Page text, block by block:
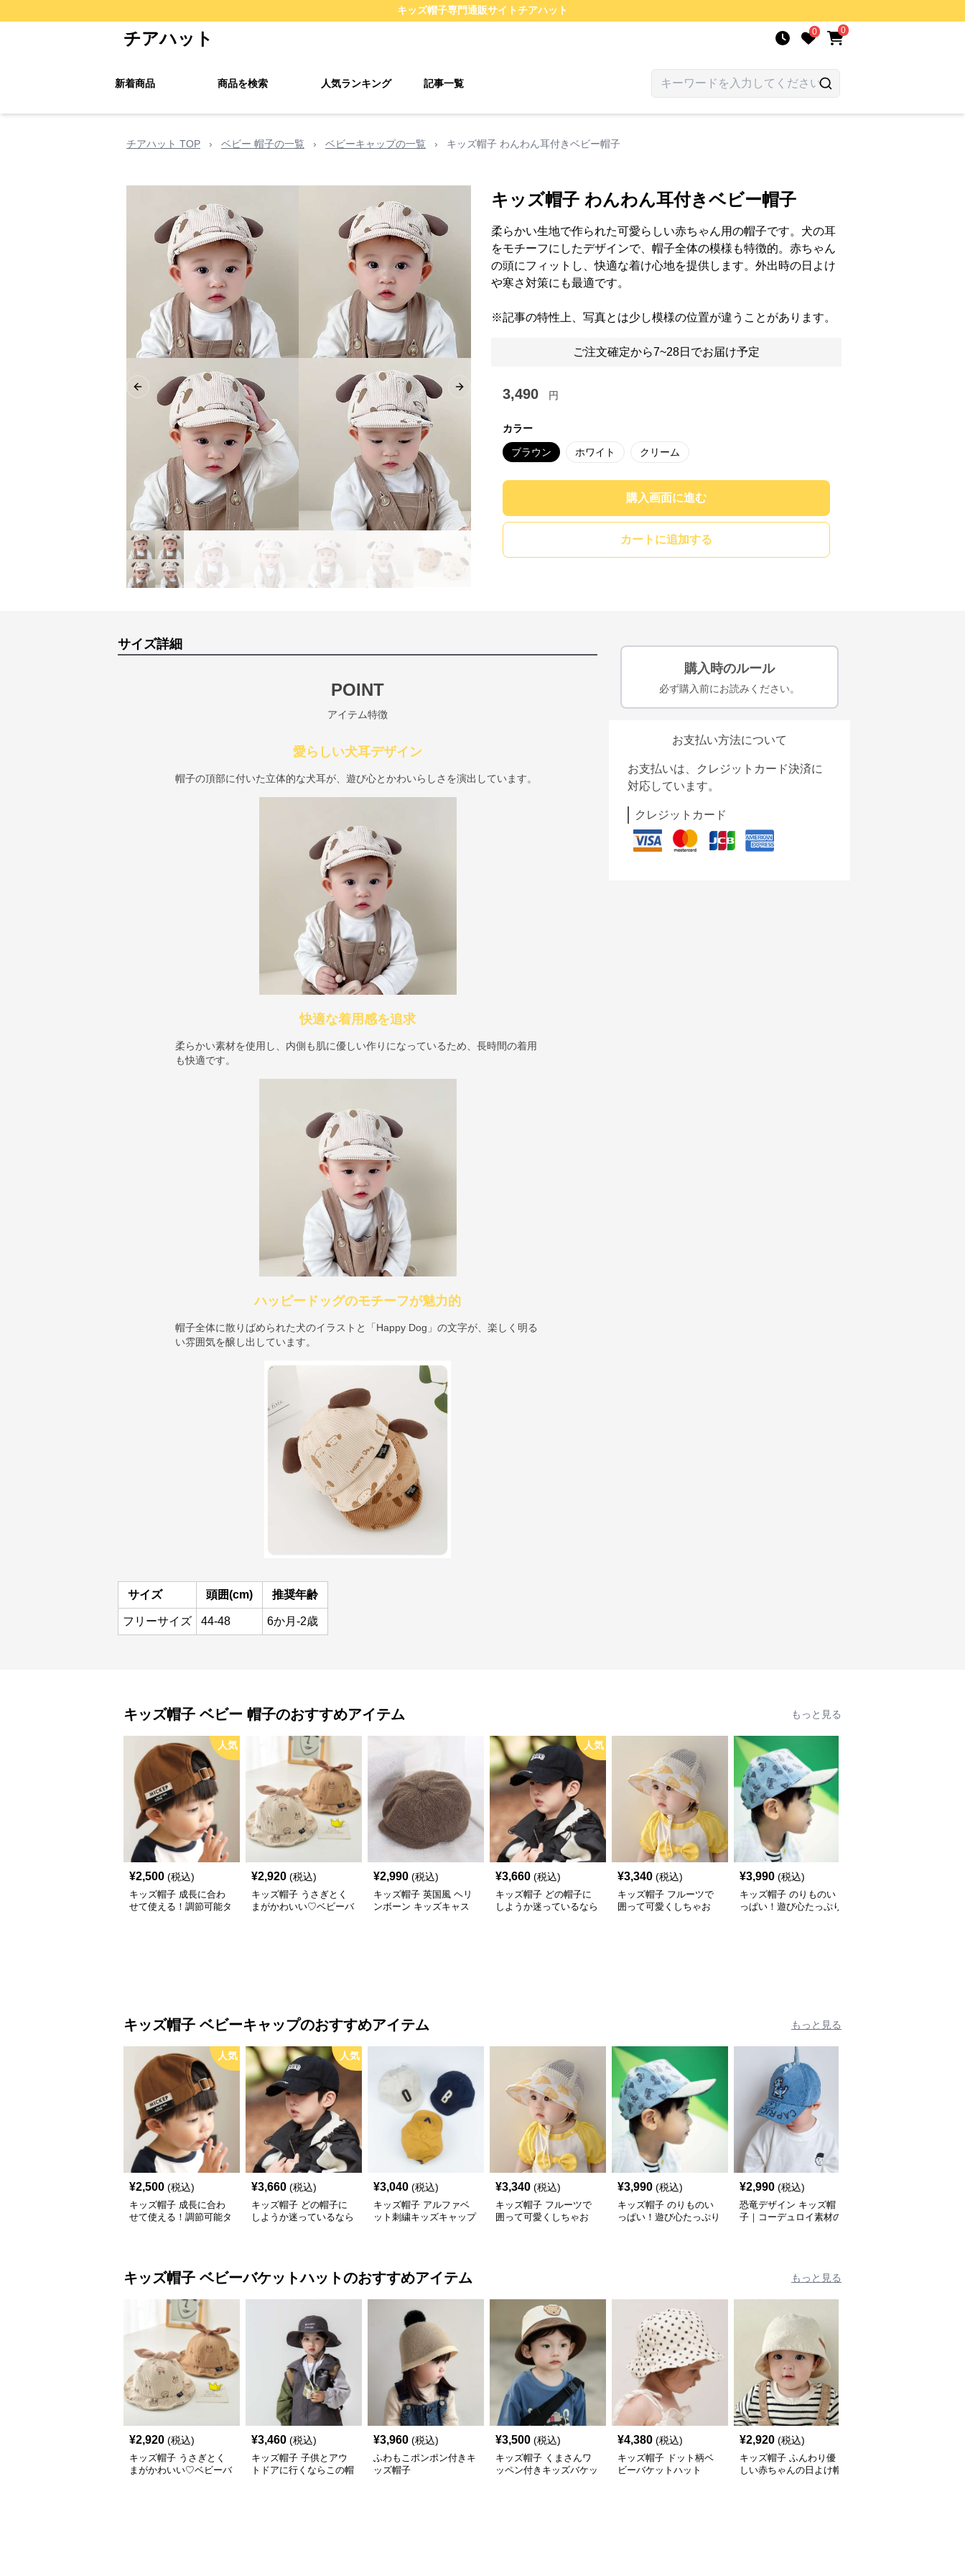
キッズ帽子専門通販サイトチアハット
チアハット 0 0
新着商品 商品を検索 人気ランキング 記事一覧
チアハット TOP › ベビー 帽子の一覧 › ベビーキャップの一覧 › キッズ帽子 わんわん耳付きベビー帽子
Previous slide Next slide
キッズ帽子 わんわん耳付きベビー帽子
柔らかい生地で作られた可愛らしい赤ちゃん用の帽子です。犬の耳
をモチーフにしたデザインで、帽子全体の模様も特徴的。赤ちゃん
の頭にフィットし、快適な着け心地を提供します。外出時の日よけ
や寒さ対策にも最適です。
※記事の特性上、写真とは少し模様の位置が違うことがあります。
ご注文確定から7~28日でお届け予定
3,490 円
カラー
ブラウン ホワイト クリーム
購入画面に進む
カートに追加する
サイズ詳細
POINT
アイテム特徴
愛らしい犬耳デザイン
帽子の頂部に付いた立体的な犬耳が、遊び心とかわいらしさを演出しています。
快適な着用感を追求
柔らかい素材を使用し、内側も肌に優しい作りになっているため、長時間の着用
も快適です。
ハッピードッグのモチーフが魅力的
帽子全体に散りばめられた犬のイラストと「Happy Dog」の文字が、楽しく明る
い雰囲気を醸し出しています。
サイズ 頭囲(cm) 推奨年齢
フリーサイズ 44-48 6か月-2歳
購入時のルール
必ず購入前にお読みください。
お支払い方法について
お支払いは、クレジットカード決済に
対応しています。
クレジットカード
キッズ帽子 ベビー 帽子のおすすめアイテム もっと見る
人気
¥2,500 (税込)
キッズ帽子 成長に合わ
せて使える！調節可能タ
¥2,920 (税込)
キッズ帽子 うさぎとく
まがかわいい♡ベビーバ
¥2,990 (税込)
キッズ帽子 英国風 ヘリ
ンボーン キッズキャス
人気
¥3,660 (税込)
キッズ帽子 どの帽子に
しようか迷っているなら
¥3,340 (税込)
キッズ帽子 フルーツで
囲って可愛くしちゃお
¥3,990 (税込)
キッズ帽子 のりものい
っぱい！遊び心たっぷり
キッズ帽子 ベビーキャップのおすすめアイテム もっと見る
人気
¥2,500 (税込)
キッズ帽子 成長に合わ
せて使える！調節可能タ
人気
¥3,660 (税込)
キッズ帽子 どの帽子に
しようか迷っているなら
¥3,040 (税込)
キッズ帽子 アルファベ
ット刺繍キッズキャップ
¥3,340 (税込)
キッズ帽子 フルーツで
囲って可愛くしちゃお
¥3,990 (税込)
キッズ帽子 のりものい
っぱい！遊び心たっぷり
¥2,990 (税込)
恐竜デザイン キッズ帽
子｜コーデュロイ素材の
キッズ帽子 ベビーバケットハットのおすすめアイテム もっと見る
¥2,920 (税込)
キッズ帽子 うさぎとく
まがかわいい♡ベビーバ
¥3,460 (税込)
キッズ帽子 子供とアウ
トドアに行くならこの帽
¥3,960 (税込)
ふわもこポンポン付きキ
ッズ帽子
¥3,500 (税込)
キッズ帽子 くまさんワ
ッペン付きキッズバケッ
¥4,380 (税込)
キッズ帽子 ドット柄ベ
ビーバケットハット
¥2,920 (税込)
キッズ帽子 ふんわり優
しい赤ちゃんの日よけ帽